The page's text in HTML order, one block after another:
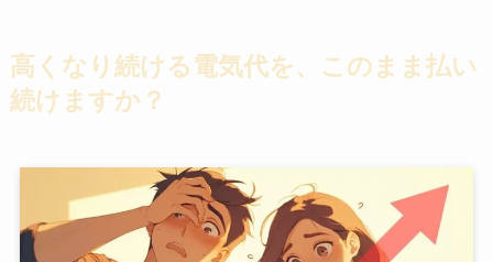
高くなり続ける電気代を、このまま払い
続けますか？